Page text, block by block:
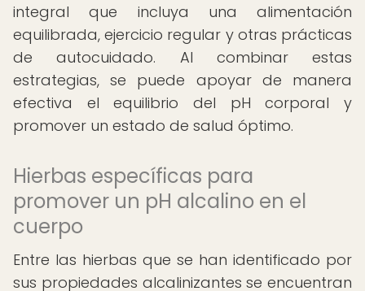
integral que incluya una alimentación
equilibrada, ejercicio regular y otras prácticas
de autocuidado. Al combinar estas
estrategias, se puede apoyar de manera
efectiva el equilibrio del pH corporal y
promover un estado de salud óptimo.
Hierbas específicas para
promover un pH alcalino en el
cuerpo
Entre las hierbas que se han identificado por
sus propiedades alcalinizantes se encuentran